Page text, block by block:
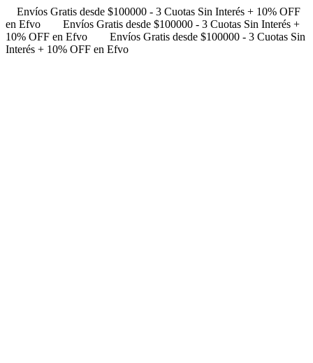
Envíos Gratis desde $100000 - 3 Cuotas Sin Interés + 10% OFF
en Efvo
Envíos Gratis desde $100000 - 3 Cuotas Sin Interés +
10% OFF en Efvo
Envíos Gratis desde $100000 - 3 Cuotas Sin
Interés + 10% OFF en Efvo